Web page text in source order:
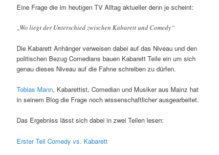
Eine Frage die im heutigen TV Alltag aktueller denn je scheint:
„Wo liegt der Unterschied zwischen Kabarett und Comedy“
Die Kabarett Anhänger verweisen dabei auf das Niveau und den
politischen Bezug Comedians bauen Kabarett Teile ein um sich
genau dieses Niveau auf die Fahne schreiben zu dürfen.
Tobias Mann, Kabarettist,Comedian und Musiker aus Mainz hat
in seinem Blog die Frage noch wissenschaftlicher ausgearbeitet.
Das Ergebniss lässt sich dabei in zwei Teilen lesen:
Erster Teil Comedy vs. Kabarett